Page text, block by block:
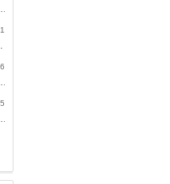
，又饱含深情，太催人奋进了。
时代答卷。
最大的礼敬，就是创造人类文明新形态。
会主义文化建设规律的认识达到了新高度，表明我们党的历史自信、文化自信达到了新高度。